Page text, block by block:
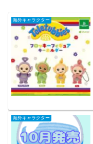
海外キャラクター
海外キャラクター